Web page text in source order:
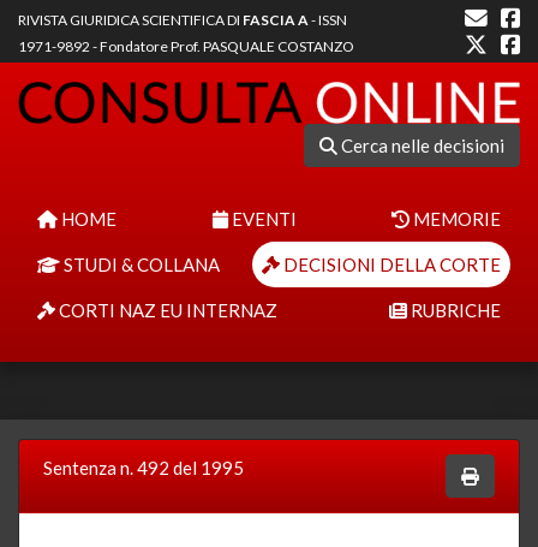
RIVISTA GIURIDICA SCIENTIFICA DI FASCIA A- ISSN
1971-9892 - Fondatore Prof. PASQUALE COSTANZO
Cerca nelle decisioni
HOME EVENTI MEMORIE
STUDI & COLLANA DECISIONI DELLA CORTE
CORTI NAZ EU INTERNAZ RUBRICHE
Sentenza n. 492 del 1995